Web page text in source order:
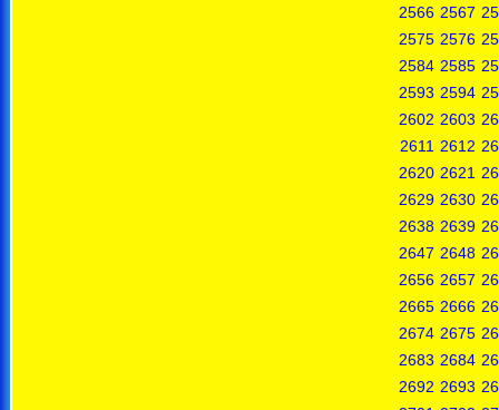
2566 2567
2575 2576
2584 2585
2593 2594
2602 2603
2611 2612
2620 2621
2629 2630
2638 2639
2647 2648
2656 2657
2665 2666
2674 2675
2683 2684
2692 2693